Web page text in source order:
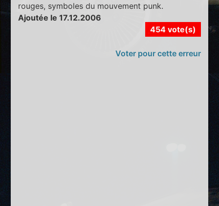
rouges, symboles du mouvement punk.
Ajoutée le 17.12.2006
454 vote(s)
Voter pour cette erreur